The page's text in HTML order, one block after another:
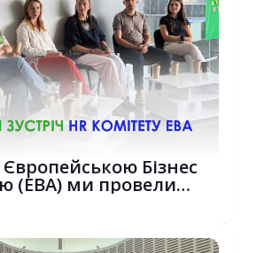
Бізнес
(EBA) ми провели